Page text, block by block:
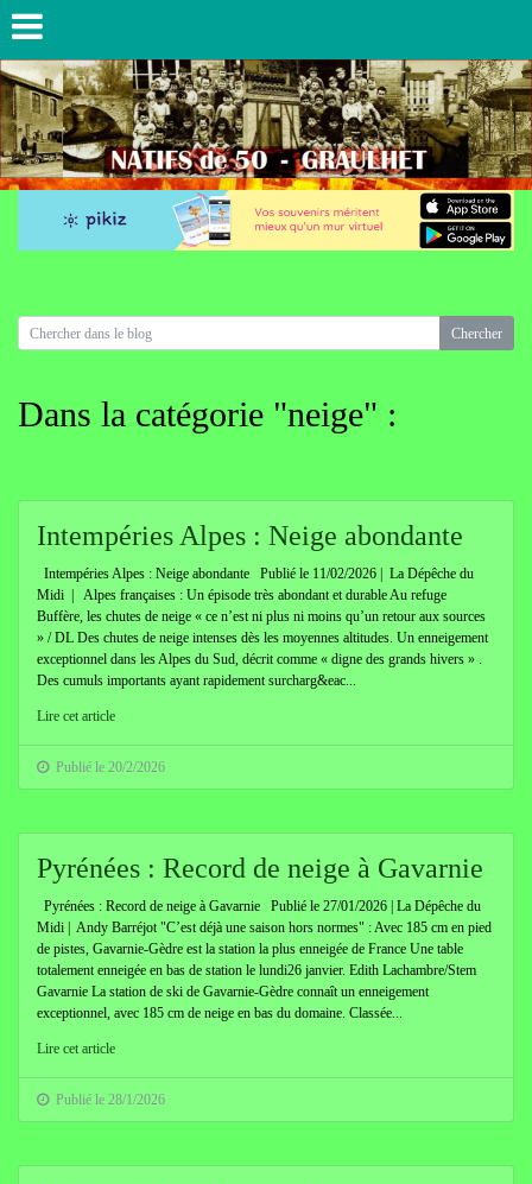
Dans la catégorie "neige" :
Intempéries Alpes : Neige abondante
Intempéries Alpes : Neige abondante Publié le 11/02/2026 | La Dépêche du
Midi | Alpes françaises : Un épisode très abondant et durable Au refuge
Buffère, les chutes de neige « ce n’est ni plus ni moins qu’un retour aux sources
» / DL Des chutes de neige intenses dès les moyennes altitudes. Un enneigement
exceptionnel dans les Alpes du Sud, décrit comme « digne des grands hivers » .
Des cumuls importants ayant rapidement surcharg&eac...
Lire cet article
Publié le 20/2/2026
Pyrénées : Record de neige à Gavarnie
Pyrénées : Record de neige à Gavarnie Publié le 27/01/2026 | La Dépêche du
Midi | Andy Barréjot "C’est déjà une saison hors normes" : Avec 185 cm en pied
de pistes, Gavarnie-Gèdre est la station la plus enneigée de France Une table
totalement enneigée en bas de station le lundi26 janvier. Edith Lachambre/Stem
Gavarnie La station de ski de Gavarnie-Gèdre connaît un enneigement
exceptionnel, avec 185 cm de neige en bas du domaine. Classée...
Lire cet article
Publié le 28/1/2026